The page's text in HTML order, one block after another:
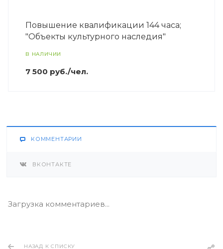
Повышение квалификации 144 часа;
"Объекты культурного наследия"
В НАЛИЧИИ
7 500 руб./чел.
КОММЕНТАРИИ
ВКОНТАКТЕ
Загрузка комментариев...
НАЗАД К СПИСКУ